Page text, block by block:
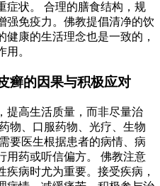
症状。 合理的膳食结构，规
强免疫力。佛教提倡清净的饮
康的生活理念也是一致的，
。
癣的因果与积极应对
提高生活质量，而非尽量治
物、口服药物、光疗、生物
要医生根据患者的病情、病
用药或听信偏方。 佛教注意
病时尤为重要。接受疾病，